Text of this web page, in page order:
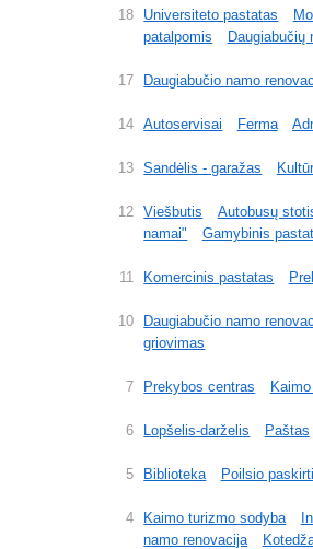
18 Universiteto pastatas
patalpomis
Daugiabučių
17 Daugiabučio namo
14 Autoservisai Ferma
13 Sandėlis - garažas
12 Viešbutis
Autobusų
namai"
Gamybinis
11 Komercinis pastatas
10
Daugiabučio namo
griovimas
7 Prekybos centras
6 Lopšelis-darželis Paštas
5 Biblioteka Poilsio
4 Kaimo turizmo sodyba
namo renovacija